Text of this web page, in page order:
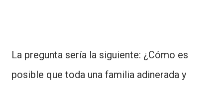
La pregunta sería la siguiente: ¿Cómo es
posible que toda una familia adinerada y